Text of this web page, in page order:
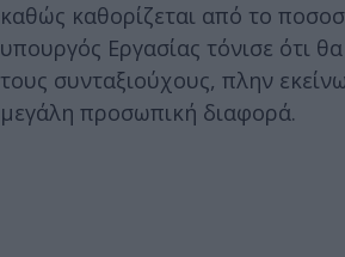
καθώς καθορίζεται από το
υπουργός Εργασίας τόνισε ότι
τους συνταξιούχους, πλην
μεγάλη προσωπική διαφορά.